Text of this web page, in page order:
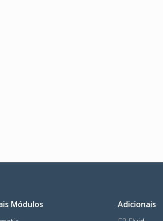
Módulos
Adicionais